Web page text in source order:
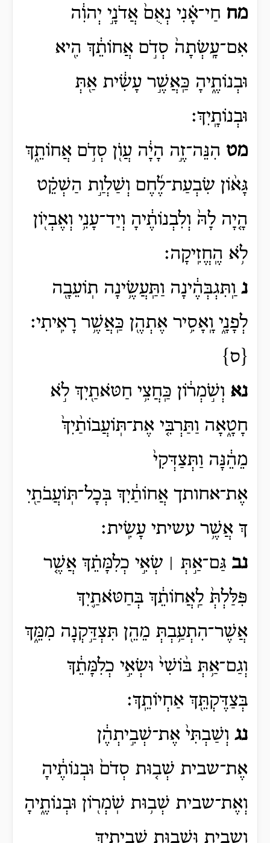
מח חַי־אָ֗נִי נְאֻם֙ אֲדֹנָ֣י יְהוִ֔ה
אִם־עָֽשְׂתָה֙ סְדֹ֣ם אֲחוֹתֵ֔ךְ הִ֖יא
וּבְנוֹתֶ֑יהָ כַּֽאֲשֶׁ֣ר עָשִׂ֔ית אַ֖תְּ
וּבְנוֹתָֽיִךְ׃
מט הִנֵּה־זֶ֣ה הָיָ֔ה עֲוֺ֖ן סְדֹ֣ם אֲחוֹתֵ֑ךְ
גָּא֨וֹן שִׂבְעַת־לֶ֜חֶם וְשַׁלְוַ֣ת הַשְׁקֵ֗ט
הָ֤יָה לָהּ֙ וְלִבְנוֹתֶ֔יהָ וְיַד־עָנִ֥י וְאֶבְי֖וֹן
לֹ֥א הֶֽחֱזִֽיקָה׃
נ וַֽתִּגְבְּהֶ֔ינָה וַתַּֽעֲשֶׂ֥ינָה תֽוֹעֵבָ֖ה
לְפָנָ֑י וָֽאָסִ֥יר אֶתְהֶ֖ן כַּֽאֲשֶׁ֥ר רָאִֽיתִי׃
{ס}
נא וְשֹׁ֣מְר֔וֹן כַּֽחֲצִ֥י חַטֹּאתַ֖יִךְ לֹ֣א
חָטָ֑אָה וַתַּרְבִּ֤י אֶת־תּֽוֹעֲבוֹתַ֨יִךְ֙
מֵהֵ֔נָּה וַתְּצַדְּקִי֙
אֶת־אחותך אֲחוֹתַ֔יִךְ בְּכָל־תּֽוֹעֲבֹתַ֖יִ
ךְ אֲשֶׁ֥ר עשיתי עָשִֽׂית׃
נב גַּם־אַ֣תְּ ׀ שְׂאִ֣י כְלִמָּתֵ֗ךְ אֲשֶׁ֤ר
פִּלַּלְתְּ֙ לַֽאֲחוֹתֵ֔ךְ בְּחַטֹּאתַ֛יִךְ
אֲשֶׁר־הִתְעַ֥בְתְּ מֵהֵ֖ן תִּצְדַּ֣קְנָה מִמֵּ֑ךְ
וְגַם־אַ֥תְּ בּ֨וֹשִׁי֙ וּשְׂאִ֣י כְלִמָּתֵ֔ךְ
בְּצַדֶּקְתֵּ֖ךְ אַחְיוֹתֵֽךְ׃
נג וְשַׁבְתִּי֙ אֶת־שְׁבִ֣יתְהֶ֔ן
אֶת־שבית שְׁב֤וּת סְדֹם֙ וּבְנוֹתֶ֔יהָ
וְאֶת־שבית שְׁב֥וּת שֹֽׁמְר֖וֹן וּבְנוֹתֶ֑יהָ
ושבית וּשְׁב֥וּת שְׁבִיתַ֖יִךְ